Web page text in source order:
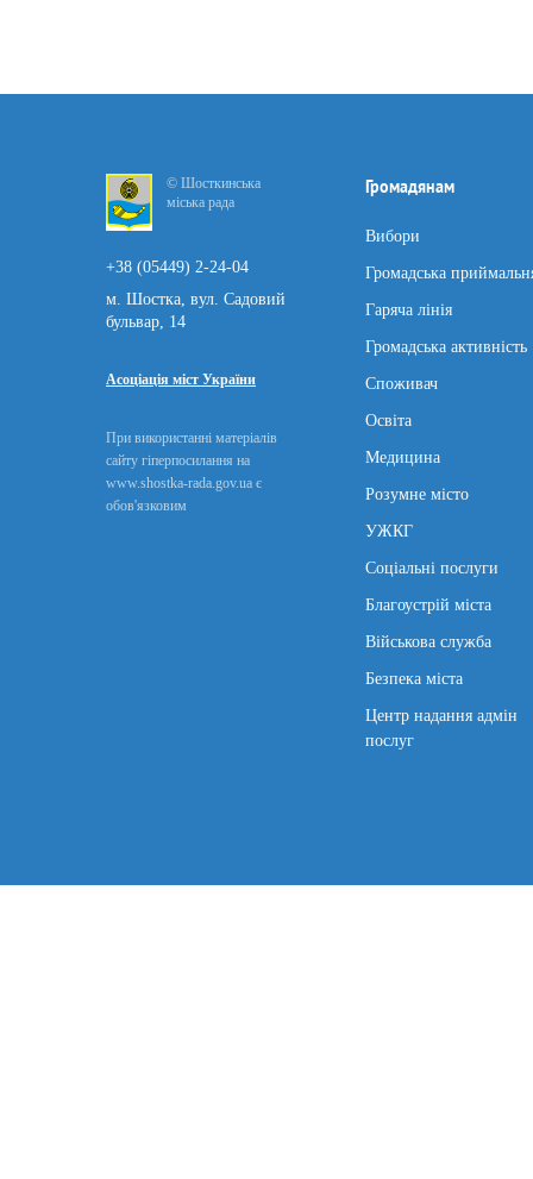
© Шосткинська
міська рада
+38 (05449) 2-24-04
м. Шостка, вул. Садовий
бульвар, 14
Асоціація міст України
При використанні матеріалів
сайту гіперпосилання на
www.shostka-rada.gov.ua є
обов'язковим
Громадянам
Вибори
Громадська
Гаряча лінія
Громадська активність
Споживач
Освіта
Медицина
Розумне місто
УЖКГ
Соціальні послуги
Благоустрій міста
Військова служба
Безпека міста
Центр надання адмін
послуг